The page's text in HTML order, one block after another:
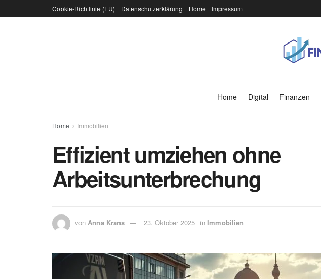
Cookie-Richtlinie (EU) Datenschutzerklärung Home Impressum
Home Digital Finanzen
Home Immobilien
Effizient umziehen ohne
Arbeitsunterbrechung
von Anna Krans 23. Oktober 2025 in Immobilien